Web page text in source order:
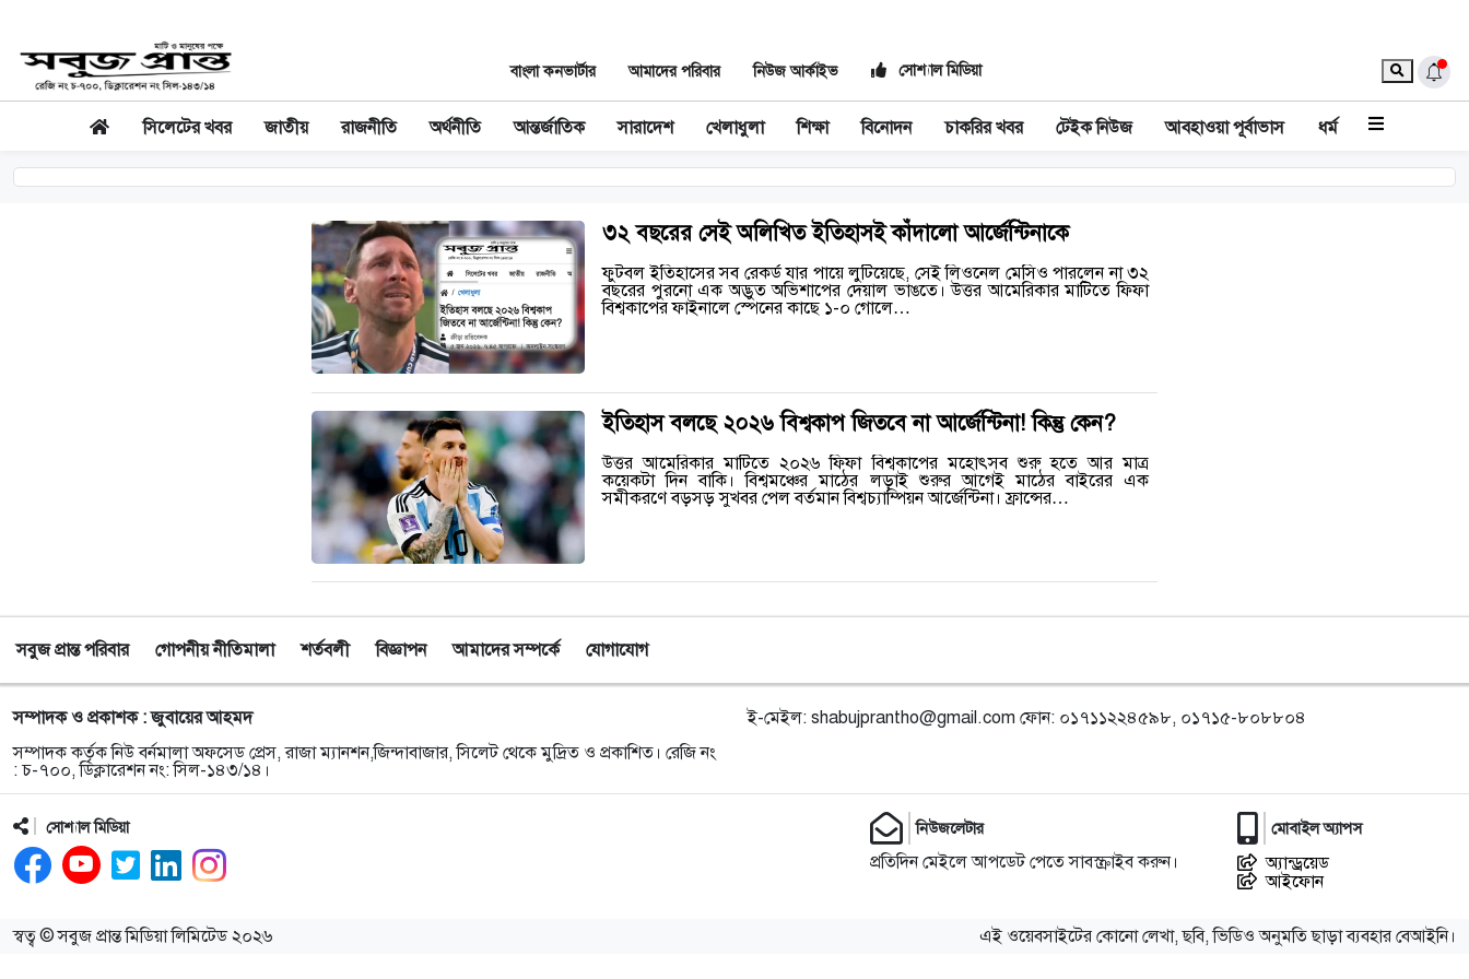
বাংলা কনভার্টার আমাদের পরিবার নিউজ আর্কাইভ সোশ্যাল মিডিয়া
সিলেটের খবর জাতীয় রাজনীতি অর্থনীতি আন্তর্জাতিক সারাদেশ খেলাধুলা শিক্ষা বিনোদন চাকরির খবর টেইক নিউজ আবহাওয়া পূর্বাভাস ধর্ম
৩২ বছরের সেই অলিখিত ইতিহাসই কাঁদালো আর্জেন্টিনাকে
ফুটবল ইতিহাসের সব রেকর্ড যার পায়ে লুটিয়েছে, সেই লিওনেল মেসিও পারলেন না ৩২
বছরের পুরনো এক অদ্ভুত অভিশাপের দেয়াল ভাঙতে। উত্তর আমেরিকার মাটিতে ফিফা
বিশ্বকাপের ফাইনালে স্পেনের কাছে ১-০ গোলে…
ইতিহাস বলছে ২০২৬ বিশ্বকাপ জিতবে না আর্জেন্টিনা! কিন্তু কেন?
উত্তর আমেরিকার মাটিতে ২০২৬ ফিফা বিশ্বকাপের মহোৎসব শুরু হতে আর মাত্র
কয়েকটা দিন বাকি। বিশ্বমঞ্চের মাঠের লড়াই শুরুর আগেই মাঠের বাইরের এক
সমীকরণে বড়সড় সুখবর পেল বর্তমান বিশ্বচ্যাম্পিয়ন আর্জেন্টিনা। ফ্রান্সের…
সবুজ প্রান্ত পরিবার গোপনীয় নীতিমালা শর্তবলী বিজ্ঞাপন আমাদের সম্পর্কে যোগাযোগ
সম্পাদক ও প্রকাশক : জুবায়ের আহমদ
সম্পাদক কর্তৃক নিউ বর্নমালা অফসেড প্রেস, রাজা ম্যানশন,জিন্দাবাজার, সিলেট থেকে মুদ্রিত ও প্রকাশিত। রেজি নং
: চ-৭০০, ডিক্লারেশন নং: সিল-১৪৩/১৪।
ই-মেইল: shabujprantho@gmail.com ফোন: ০১৭১১২২৪৫৯৮, ০১৭১৫-৮০৮৮০৪
সোশ্যাল মিডিয়া নিউজলেটার
প্রতিদিন মেইলে আপডেট পেতে সাবস্ক্রাইব করুন।
মোবাইল অ্যাপস
অ্যান্ড্রয়েড
আইফোন
স্বত্ব © সবুজ প্রান্ত মিডিয়া লিমিটেড ২০২৬ এই ওয়েবসাইটের কোনো লেখা, ছবি, ভিডিও অনুমতি ছাড়া ব্যবহার বেআইনি।